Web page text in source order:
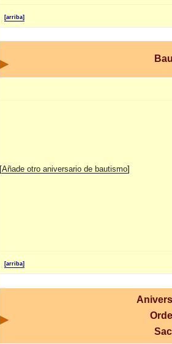
[arriba]
[Añade otro aniversario de bautismo]
[arriba]